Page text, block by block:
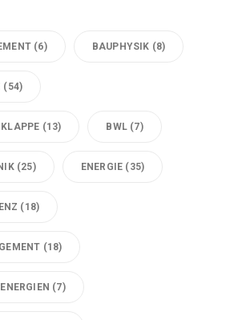
(6) BAUPHYSIK (8)
(54)
(13) BWL (7)
(25) ENERGIE (35)
(18)
(18)
(7)